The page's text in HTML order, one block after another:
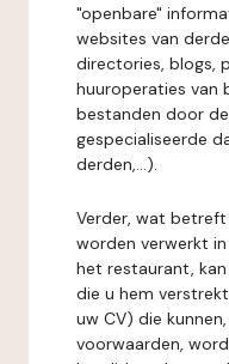
"openbare"
websites van
directories, blogs,
huuroperaties van
bestanden door
gespecialiseerde
derden,...).
Verder, wat
worden verwerkt
het restaurant,
die u hem
uw CV) die
voorwaarden,